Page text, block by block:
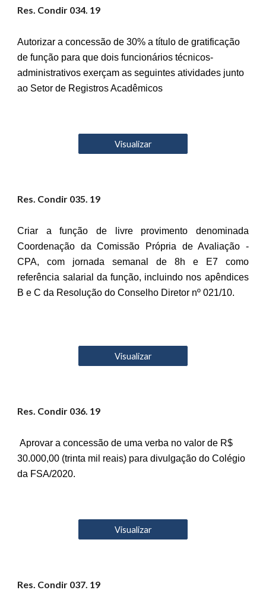
Res. Condir 034. 19
Autorizar a concessão de 30% a título de gratificação
de função para que dois funcionários técnicos-
administrativos exerçam as seguintes atividades junto
ao Setor de Registros Acadêmicos
Visualizar
Res. Condir 035. 19
Criar a função de livre provimento denominada
Coordenação da Comissão Própria de Avaliação -
CPA, com jornada semanal de 8h e E7 como
referência salarial da função, incluindo nos apêndices
B e C da Resolução do Conselho Diretor nº 021/10.
Visualizar
Res. Condir 036. 19
Aprovar a concessão de uma verba no valor de R$
30.000,00 (trinta mil reais) para divulgação do Colégio
da FSA/2020.
Visualizar
Res. Condir 037. 19